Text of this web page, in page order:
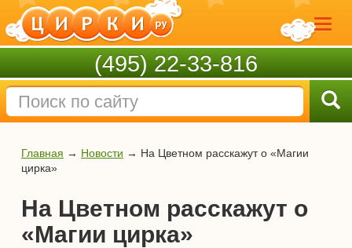
(495) 22-33-816
Главная → Новости → На Цветном расскажут о «Магии
цирка»
На Цветном расскажут о
«Магии цирка»